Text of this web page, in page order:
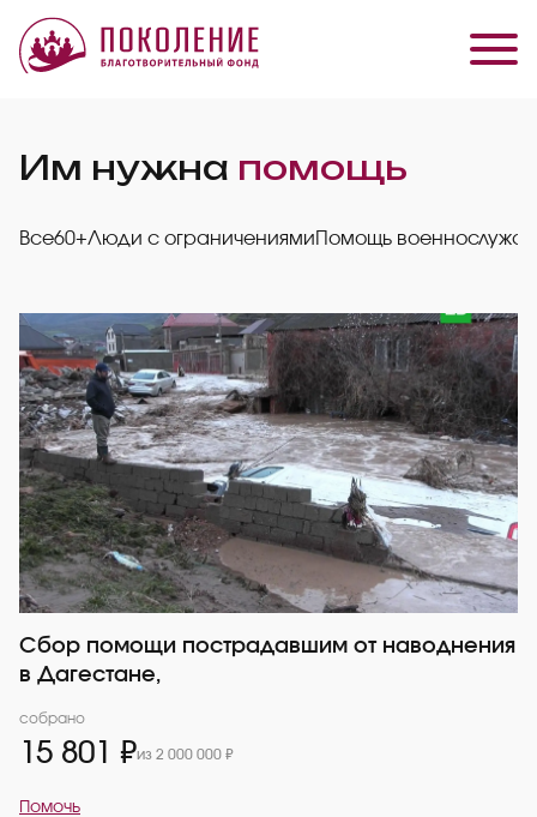
Им нужна помощь
Все60+Люди с ограничениями Помощь
Сбор помощи пострадавшим от наводнения
в Дагестане,
собрано
15 801 ₽из 2 000 000 ₽
Помочь